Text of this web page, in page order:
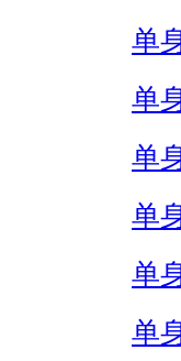
单
单
单
单
单
单